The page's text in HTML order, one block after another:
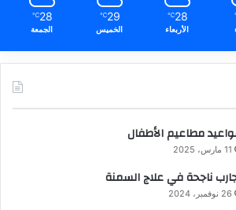
28
℃
الأربعاء
29
℃
الخميس
28
℃
الجمعة
مطاعيم الأطفال
11 مارس، 2025
ناجحة في علاج السمنة
26 نوفمبر، 2024